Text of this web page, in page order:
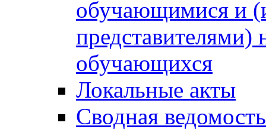
обучающимися и
представителями)
обучающихся
Локальные акты
Сводная